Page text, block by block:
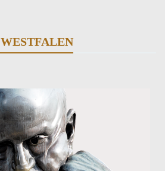
WESTFALEN